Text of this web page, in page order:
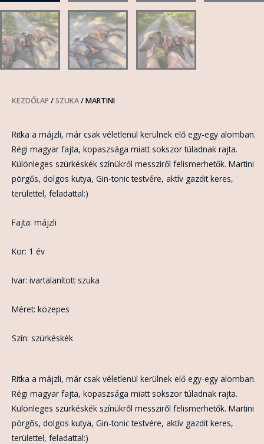
KEZDŐLAP /SZUKA/ MARTINI
Ritka a májzli, már csak véletlenül kerülnek elő egy-egy alomban.
Régi magyar fajta, kopaszsága miatt sokszor túladnak rajta.
Különleges szürkéskék színükről messziről felismerhetők. Martini
pörgős, dolgos kutya, Gin-tonic testvére, aktív gazdit keres,
területtel, feladattal:)
Fajta: májzli
Kor: 1 év
Ivar: ivartalanított szuka
Méret: közepes
Szín: szürkéskék
Ritka a májzli, már csak véletlenül kerülnek elő egy-egy alomban.
Régi magyar fajta, kopaszsága miatt sokszor túladnak rajta.
Különleges szürkéskék színükről messziről felismerhetők. Martini
pörgős, dolgos kutya, Gin-tonic testvére, aktív gazdit keres,
területtel, feladattal:)